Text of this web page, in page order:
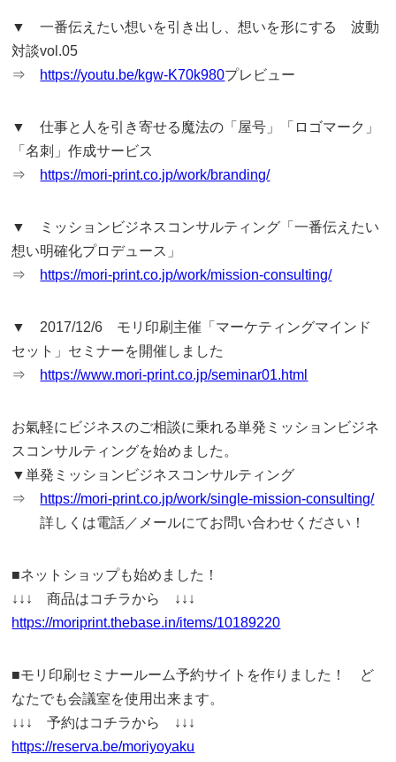
▼ 一番伝えたい想いを引き出し、想いを形にする 波動
対談vol.05
⇒ https://youtu.be/kgw-K70k980プレビュー
▼ 仕事と人を引き寄せる魔法の「屋号」「ロゴマーク」
「名刺」作成サービス
⇒ https://mori-print.co.jp/work/branding/
▼ ミッションビジネスコンサルティング「一番伝えたい
想い明確化プロデュース」
⇒ https://mori-print.co.jp/work/mission-consulting/
▼ 2017/12/6 モリ印刷主催「マーケティングマインド
セット」セミナーを開催しました
⇒ https://www.mori-print.co.jp/seminar01.html
お氣軽にビジネスのご相談に乗れる単発ミッションビジネ
スコンサルティングを始めました。
▼単発ミッションビジネスコンサルティング
⇒ https://mori-print.co.jp/work/single-mission-consulting/
詳しくは電話／メールにてお問い合わせください！
■ネットショップも始めました！
↓↓↓ 商品はコチラから ↓↓↓
https://moriprint.thebase.in/items/10189220
■モリ印刷セミナールーム予約サイトを作りました！ ど
なたでも会議室を使用出来ます。
↓↓↓ 予約はコチラから ↓↓↓
https://reserva.be/moriyoyaku